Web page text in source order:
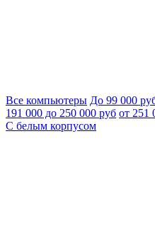
Все компьютеры До 99 000
191 000 до 250 000 руб от 251
С белым корпусом